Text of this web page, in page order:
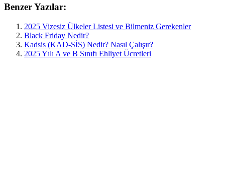
Benzer Yazılar:
2025 Vizesiz Ülkeler Listesi ve Bilmeniz Gerekenler
Black Friday Nedir?
Kadsis (KAD-SİS) Nedir? Nasıl Çalışır?
2025 Yılı A ve B Sınıfı Ehliyet Ücretleri